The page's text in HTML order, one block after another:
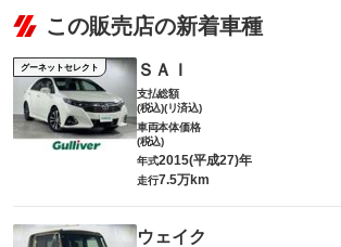
この販売店の新着車種
グーネットセレクト ＳＡＩ
支払総額
(税込)(リ済込)
車両本体価格
(税込)
年式2015(平成27)年
走行7.5万km
ウェイク